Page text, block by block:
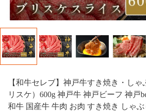
【和牛セレブ】神戸牛すき焼き・し
リスケ）600g 神戸牛 神戸ビーフ 神戸
和牛 国産牛 牛肉 お肉 すき焼き しゃ